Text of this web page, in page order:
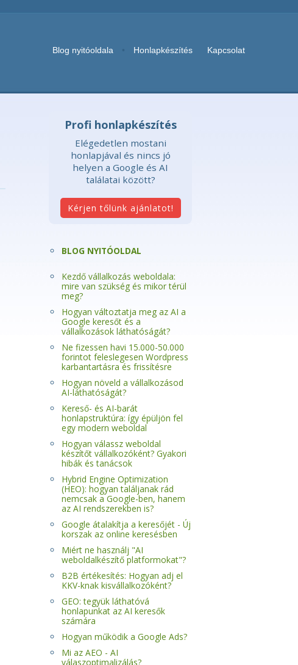
Blog nyitóoldala Honlapkészítés Kapcsolat
Profi honlapkészítés
Elégedetlen mostani
honlapjával és nincs jó
helyen a Google és AI
találatai között?
BLOG NYITÓOLDAL
Kezdő vállalkozás weboldala:
mire van szükség és mikor térül
meg?
Hogyan változtatja meg az AI a
Google keresőt és a
vállalkozások láthatóságát?
Ne fizessen havi 15.000-50.000
forintot feleslegesen Wordpress
karbantartásra és frissítésre
Hogyan növeld a vállalkozásod
AI-láthatóságát?
Kereső- és AI-barát
honlapstruktúra: így épüljön fel
egy modern weboldal
Hogyan válassz weboldal
készítőt vállalkozóként? Gyakori
hibák és tanácsok
Hybrid Engine Optimization
(HEO): hogyan találjanak rád
nemcsak a Google-ben, hanem
az AI rendszerekben is?
Google átalakítja a keresőjét - Új
korszak az online keresésben
Miért ne használj "AI
weboldalkészítő platformokat"?
B2B értékesítés: Hogyan adj el
KKV-knak kisvállalkozóként?
GEO: tegyük láthatóvá
honlapunkat az AI keresők
számára
Hogyan működik a Google Ads?
Mi az AEO - AI
válaszoptimalizálás?